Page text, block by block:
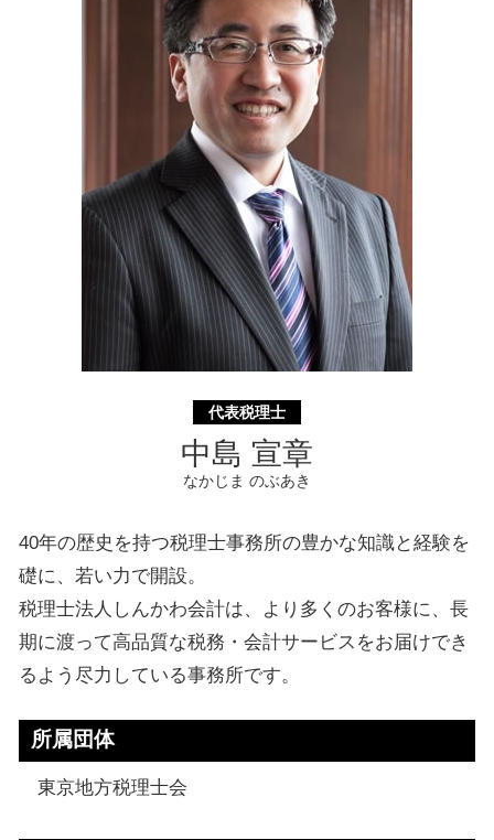
代襲 相続 とは
特別 受益 とは
助成金申請 横須賀市 税理士
補助金申請 横須賀市 相談
相続 相模原市 相談
不動産 東京都 税理士
遺言書 相模原市 相談
遺言書 埼玉県 相談
代表税理士
中島 宣章
なかじま のぶあき
40年の歴史を持つ税理士事務所の豊かな知識と経験を
礎に、若い力で開設。
税理士法人しんかわ会計は、より多くのお客様に、長
期に渡って高品質な税務・会計サービスをお届けでき
るよう尽力している事務所です。
所属団体
東京地方税理士会